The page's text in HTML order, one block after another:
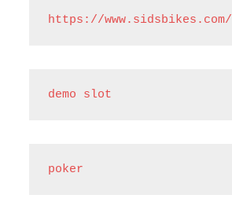
https://www.sidsbikes.com/
demo slot
poker